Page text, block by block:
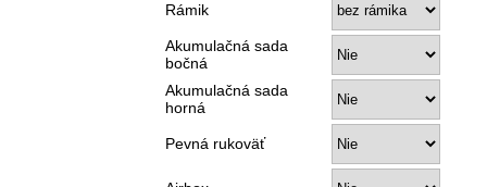
Rámik
Akumulačná sada
bočná
Akumulačná sada
horná
Pevná rukoväť